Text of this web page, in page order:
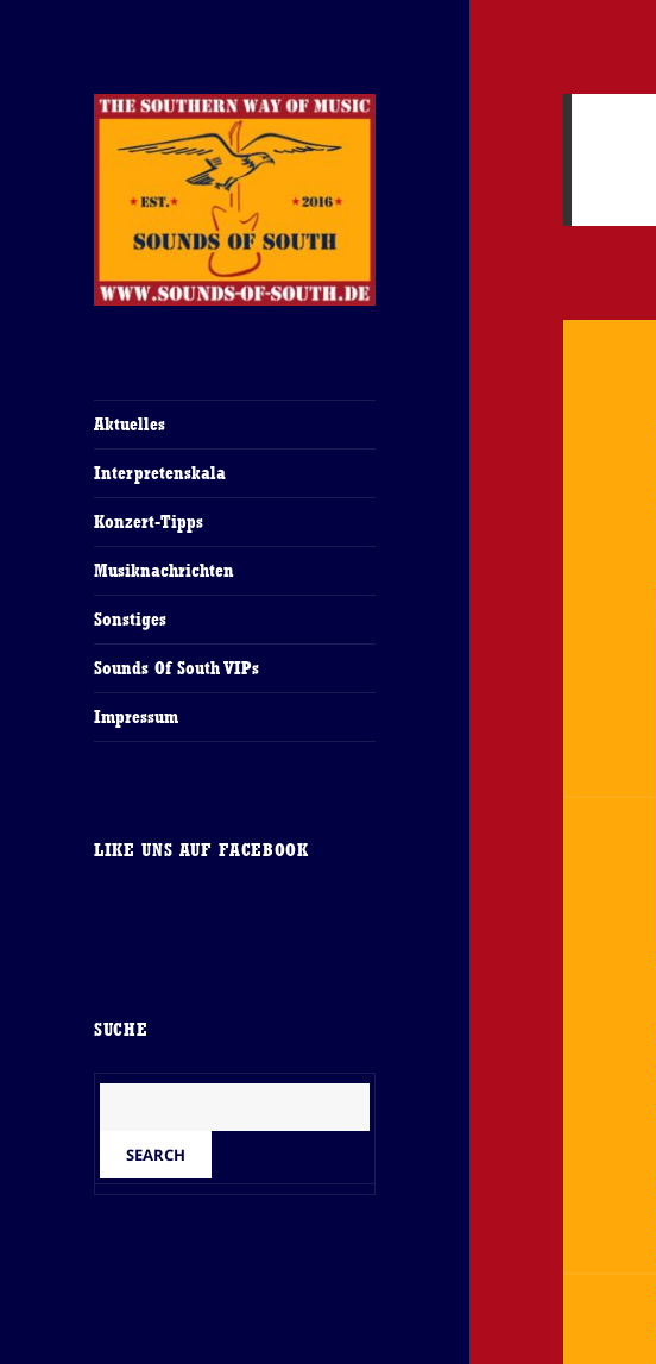
Aktuelles
Interpretenskala
Konzert-Tipps
Musiknachrichten
Sonstiges
Sounds Of South VIPs
Impressum
LIKE UNS AUF FACEBOOK
SUCHE